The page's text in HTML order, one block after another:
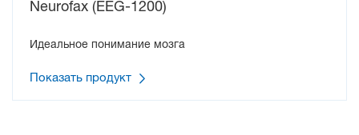
Neurofax (EEG-1200)
Идеальное понимание мозга
Показать продукт